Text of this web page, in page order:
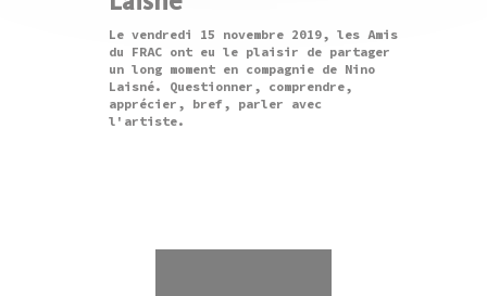
Le vendredi 15 novembre 2019, les Amis
du FRAC ont eu le plaisir de partager
un long moment en compagnie de Nino
Laisné. Questionner, comprendre,
apprécier, bref, parler avec
l'artiste.